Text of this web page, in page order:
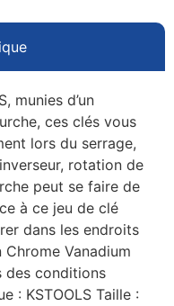
munies d’un
ces clés vous
lors du serrage,
rotation de
peut se faire de
à ce jeu de clé
dans les endroits
Vanadium
des conditions
: KSTOOLS Taille :